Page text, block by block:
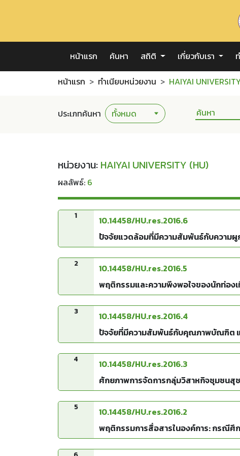
หน้าแรก ค้นหา สถิติ เกี่ยวกับเรา
หน้าแรก ทำเนียบหน่วยงาน HAIYAI
ประเภทค้นหา
หน่วยงาน: HAIYAI UNIVERSITY (HU)
ผลลัพธ์: 6
1 10.14458/HU.res.2016.6
2 10.14458/HU.res.2016.5
พฤติกรรมและความพึงพอใจของนักท่อง
3 10.14458/HU.res.2016.4
ปัจจัยที่มีความสัมพันธ์กับคุณภาพบัณฑิต
4 10.14458/HU.res.2016.3
ศักยภาพการจัดการกลุ่มวิสาหกิจชุมชนสุ
5 10.14458/HU.res.2016.2
พฤติกรรมการสื่อสารในองค์การ: กรณีศึ